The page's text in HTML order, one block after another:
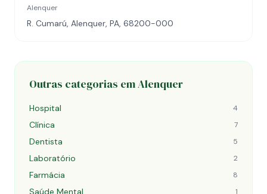
Alenquer
R. Cumarú, Alenquer, PA, 68200-000
Outras categorias em Alenquer
Hospital 4
Clínica 7
Dentista 5
Laboratório 2
Farmácia 8
Saúde Mental 1